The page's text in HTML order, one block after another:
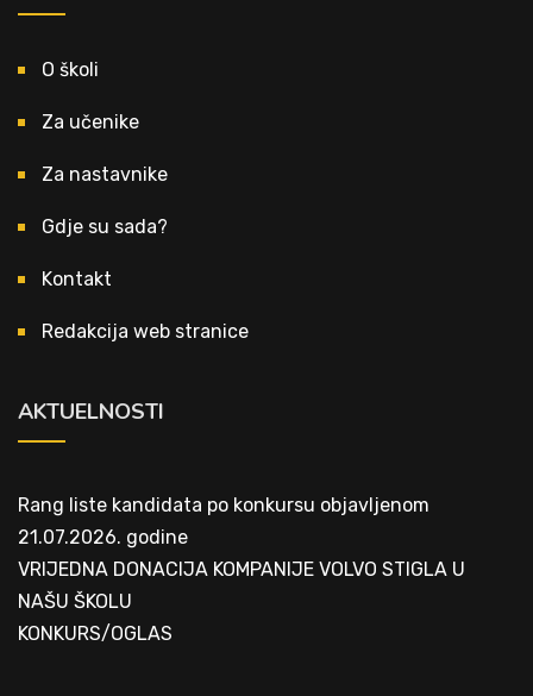
O školi
Za učenike
Za nastavnike
Gdje su sada?
Kontakt
Redakcija web stranice
AKTUELNOSTI
Rang liste kandidata po konkursu objavljenom
21.07.2026. godine
VRIJEDNA DONACIJA KOMPANIJE VOLVO STIGLA U
NAŠU ŠKOLU
KONKURS/OGLAS